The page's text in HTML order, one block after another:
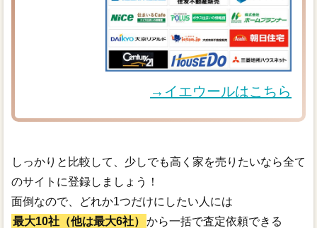
→イエウールはこちら
しっかりと比較して、少しでも高く家を売りたいなら全て
のサイトに登録しましょう！
面倒なので、どれか1つだけにしたい人には
最大10社（他は最大6社）
から一括で査定依頼できる